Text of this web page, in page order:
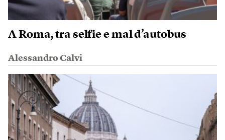
A Roma, tra selfie e mal d’autobus
Alessandro Calvi